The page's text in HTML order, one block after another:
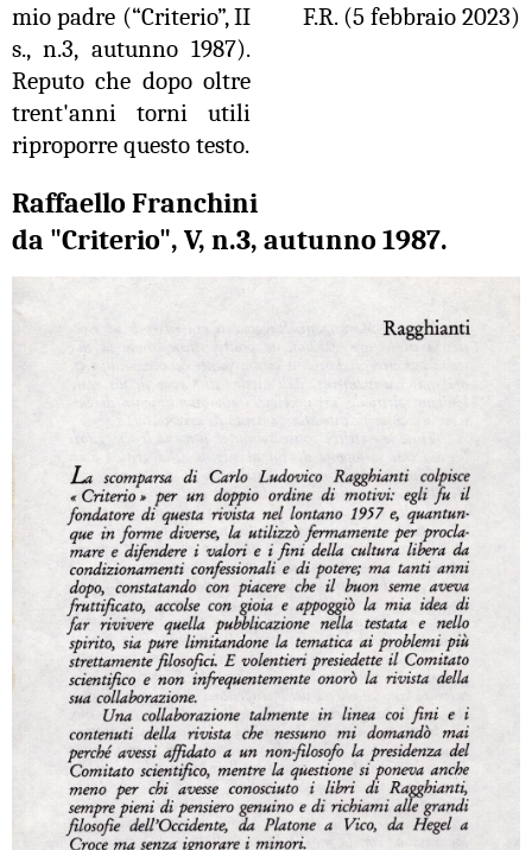
mio padre (“Criterio”, II
s., n.3, autunno 1987).
Reputo che dopo oltre
trent'anni torni utili
riproporre questo testo.
F.R. (5 febbraio 2023)
Raffaello Franchini
da "Criterio", V, n.3, autunno 1987.